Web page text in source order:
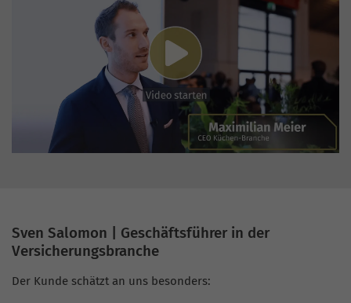
Sven Salomon | Geschäftsführer in der
Versicherungsbranche
Der Kunde schätzt an uns besonders: